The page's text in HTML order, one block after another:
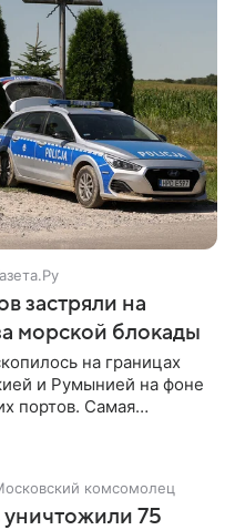
застряли на
морской блокады
на границах
и Румынией на фоне
портов. Самая
иностранные суда
Украины.
комсомолец
75